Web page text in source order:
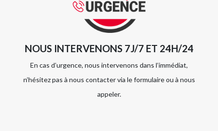
NOUS INTERVENONS 7J/7 ET 24H/24
En cas d’urgence, nous intervenons dans l’immédiat,
n’hésitez pas à nous contacter via le formulaire ou à nous
appeler.